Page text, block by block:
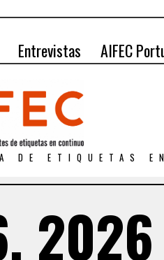
Entrevistas AIFEC
ETIQUETAS
2026